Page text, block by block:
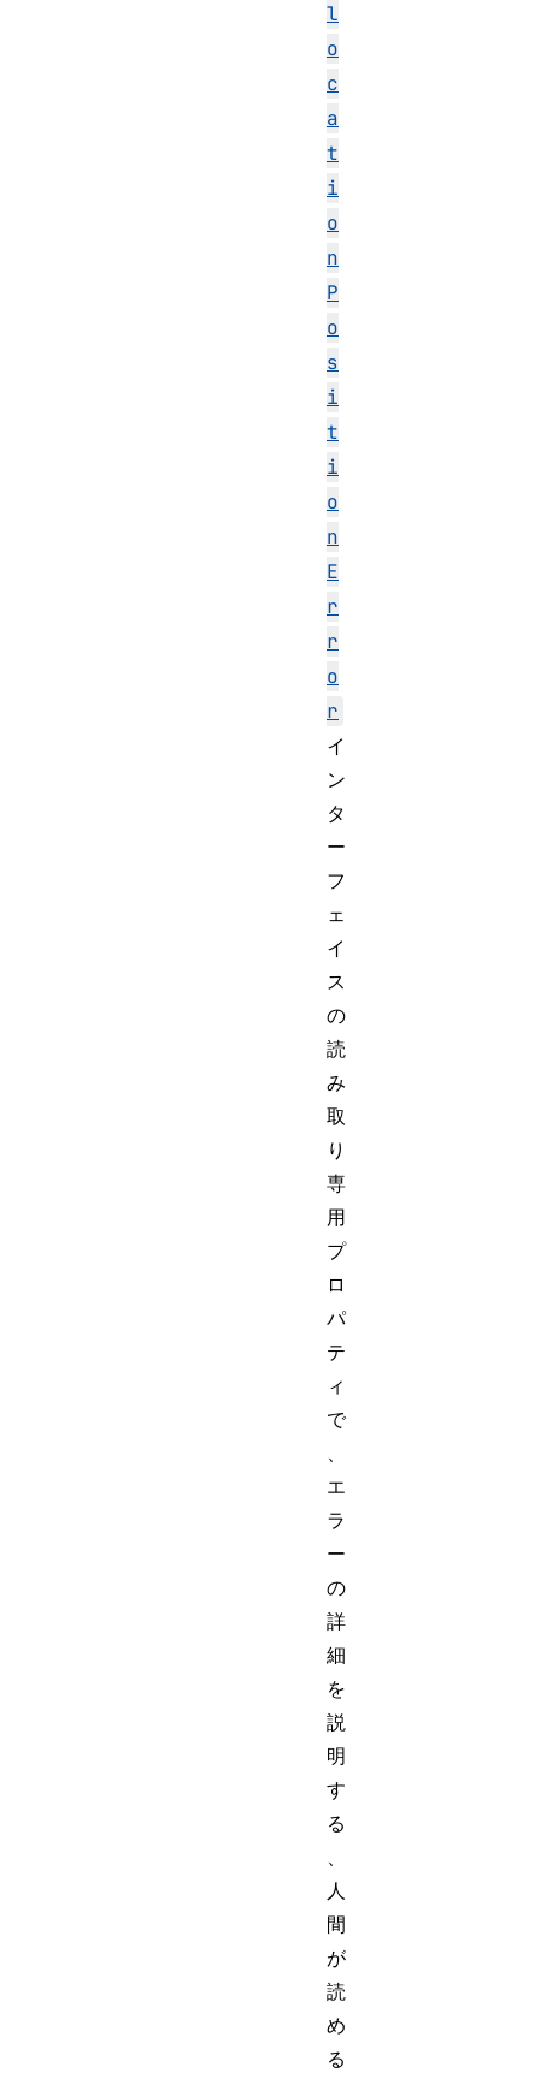
l
o
c
a
t
i
o
n
P
o
s
i
t
i
o
n
E
r
r
o
r
イ
ン
タ
ー
フ
ェ
イ
ス
の
読
み
取
り
専
用
プ
ロ
パ
テ
ィ
で
、
エ
ラ
ー
の
詳
細
を
説
明
す
る
、
人
間
が
読
め
る